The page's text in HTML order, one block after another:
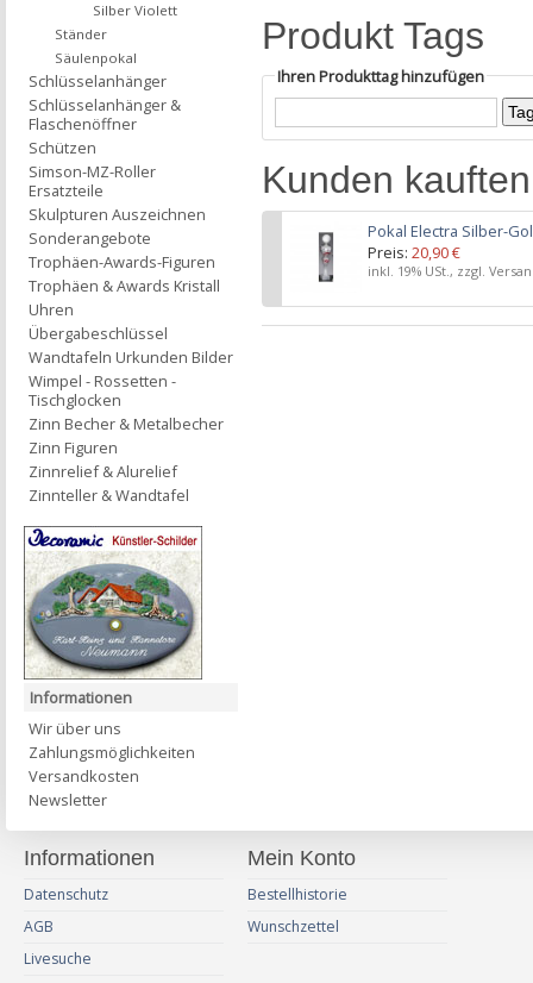
Produkt Tags
Ihren Produkttag hinzufügen
Kunden
Pokal Electra Silber-
Preis: 20,90 €
inkl. 19% USt., zzgl.
Silber Violett
Ständer
Säulenpokal
Schlüsselanhänger
Schlüsselanhänger &
Flaschenöffner
Schützen
Simson-MZ-Roller
Ersatzteile
Skulpturen Auszeichnen
Sonderangebote
Trophäen-Awards-Figuren
Trophäen & Awards Kristall
Uhren
Übergabeschlüssel
Wandtafeln Urkunden Bilder
Wimpel - Rossetten -
Tischglocken
Zinn Becher & Metalbecher
Zinn Figuren
Zinnrelief & Alurelief
Zinnteller & Wandtafel
Informationen
Wir über uns
Zahlungsmöglichkeiten
Versandkosten
Newsletter
Informationen
Datenschutz
AGB
Livesuche
Mein Konto
Bestellhistorie
Wunschzettel